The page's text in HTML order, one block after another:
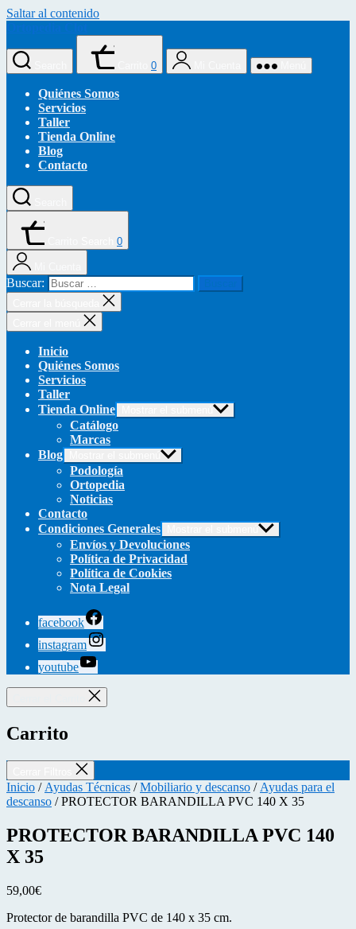
Saltar al contenido
0
Quiénes Somos
Servicios
Taller
Tienda Online
Blog
Contacto
0
Buscar:
Inicio
Quiénes Somos
Servicios
Taller
Tienda Online
Catálogo
Marcas
Blog
Podología
Ortopedia
Noticias
Contacto
Condiciones Generales
Envíos y Devoluciones
Política de Privacidad
Política de Cookies
Nota Legal
facebook
instagram
youtube
Carrito
Inicio / Ayudas Técnicas /Mobiliario y descanso / Ayudas para el
descanso / PROTECTOR BARANDILLA PVC 140 X 35
PROTECTOR BARANDILLA PVC 140
X 35
59,00€
Protector de barandilla PVC de 140 x 35 cm.